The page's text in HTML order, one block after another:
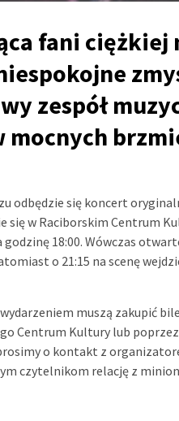
fani
zespół
odbędzie się koncert
się w Raciborskim Centrum
18:00. Wówczas
o 21:15 na scenę
muszą zakupić
Centrum Kultury lub
o kontakt z
czytelnikom relację z